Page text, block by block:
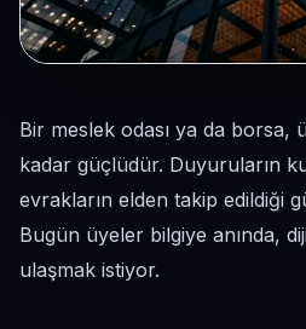
Bir meslek odası ya da borsa,
kadar güçlüdür. Duyuruların
evrakların elden takip edildiği
Bugün üyeler bilgiye anında,
ulaşmak istiyor.